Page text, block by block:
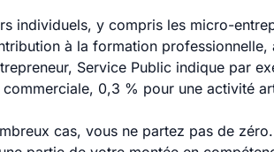
individuels, y compris les micro-
à la formation professionnelle,
Service Public indique par
commerciale, 0,3 % pour une activité
cas, vous ne partez pas de